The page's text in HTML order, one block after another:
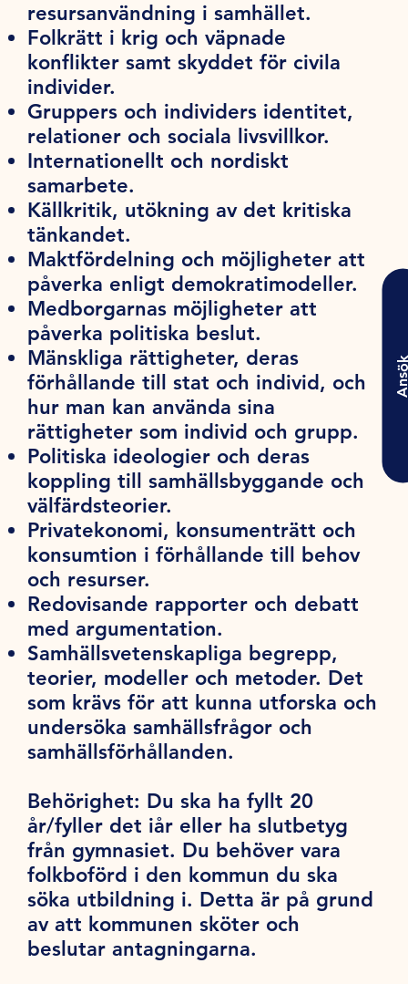
resursanvändning i samhället.
Folkrätt i krig och väpnade
konflikter samt skyddet för civila
individer.
Gruppers och individers identitet,
relationer och sociala livsvillkor.
Internationellt och nordiskt
samarbete.
Källkritik, utökning av det kritiska
tänkandet.
Maktfördelning och möjligheter att
påverka enligt demokratimodeller.
Medborgarnas möjligheter att
påverka politiska beslut.
Mänskliga rättigheter, deras
förhållande till stat och individ, och
hur man kan använda sina
rättigheter som individ och grupp.
Politiska ideologier och deras
koppling till samhällsbyggande och
välfärdsteorier.
Privatekonomi, konsumenträtt och
konsumtion i förhållande till behov
och resurser.
Redovisande rapporter och debatt
med argumentation.
Samhällsvetenskapliga begrepp,
teorier, modeller och metoder. Det
som krävs för att kunna utforska och
undersöka samhällsfrågor och
samhällsförhållanden.
Behörighet: Du ska ha fyllt 20
år/fyller det iår eller ha slutbetyg
från gymnasiet. Du behöver vara
folkboförd i den kommun du ska
söka utbildning i. Detta är på grund
av att kommunen sköter och
beslutar antagningarna.